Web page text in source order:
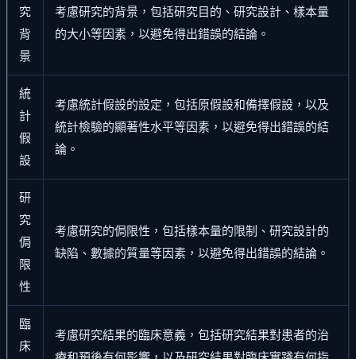
究
背
景
考慮研究的背景，包括研究目的、研究設計、樣本量
的大小等因素，以避免得出錯誤的結論。
統
計
假
設
考慮統計假設的設定，包括原假設和備擇假設，以及
統計檢驗的顯著性水平等因素，以避免得出錯誤的結
論。
研
究
侷
限
性
考慮研究的侷限性，包括樣本量的限制、研究設計的
缺陷、數據的質量等因素，以避免得出錯誤的結論。
臨
床
考慮研究結果的臨床意義，包括研究結果對患者的治